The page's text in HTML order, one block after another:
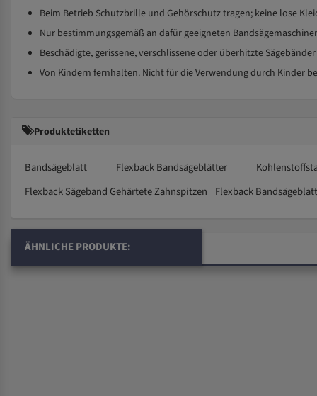
Beim Betrieb Schutzbrille und Gehörschutz tragen; keine lose
Nur bestimmungsgemäß an dafür geeigneten
Beschädigte, gerissene, verschlissene oder überhitzte
Von Kindern fernhalten. Nicht für die Verwendung durch Kinder
Produktetiketten
Bandsägeblatt Flexback Bandsägeblätter
Flexback Sägeband Gehärtete Zahnspitzen
Flexback
ÄHNLICHE PRODUKTE: